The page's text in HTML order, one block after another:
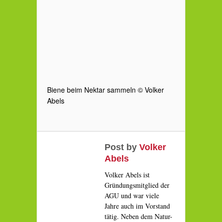
Biene beim Nektar sammeln © Volker
Abels
Post by Volker
Abels
Volker Abels ist
Gründungsmitglied der
AGU und war viele
Jahre auch im Vorstand
tätig. Neben dem Natur-